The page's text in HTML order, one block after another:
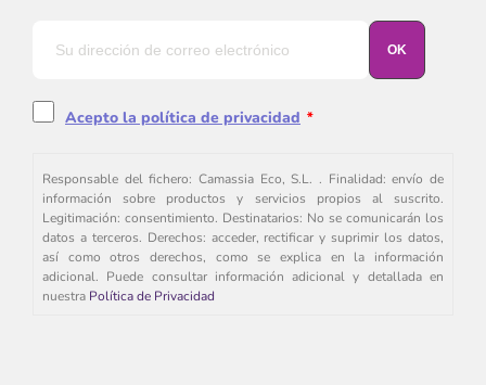
Acepto la política de privacidad *
Responsable del fichero: Camassia Eco, S.L. . Finalidad: envío de
información sobre productos y servicios propios al suscrito.
Legitimación: consentimiento. Destinatarios: No se comunicarán los
datos a terceros. Derechos: acceder, rectificar y suprimir los datos,
así como otros derechos, como se explica en la información
adicional. Puede consultar información adicional y detallada en
nuestra Política de Privacidad